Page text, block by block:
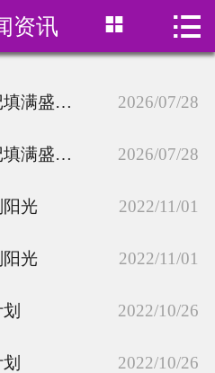
 首页
订水价格
水中贵族
在线预订
新闻资讯
资讯  
景田夏季特饮,清爽印记填满盛夏六月 2026/07/28
景田夏季特饮,清爽印记填满盛夏六月 2026/07/28
光 2022/11/01
光 2022/11/01
2022/10/26
2022/10/26